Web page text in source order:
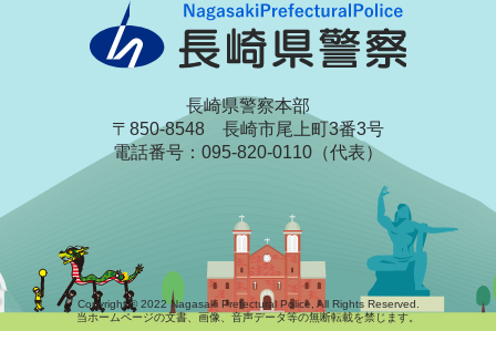
長崎県警察本部
〒850-8548 長崎市尾上町3番3号
電話番号：095-820-0110（代表）
Copyright © 2022 Nagasaki Prefectural Police, All Rights Reserved.
当ホームページの文書、画像、音声データ等の無断転載を禁じます。